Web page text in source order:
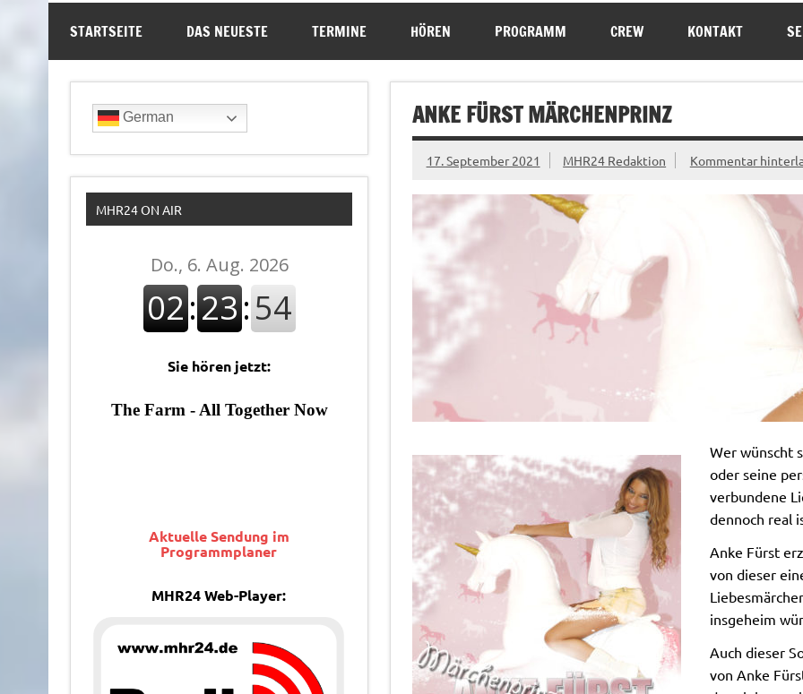
STARTSEITE DAS NEUESTE TERMINE HÖREN PROGRAMM CREW KONTAKT
ANKE FÜRST MÄRCHENPRINZ
17. September 2021 MHR24 Redaktion Kommentar
Wer wünscht
oder seine
verbundene
dennoch real
Anke Fürst
von dieser
insgeheim
Auch dieser
von Anke
German
MHR24 ON AIR
Sie hören jetzt:
Aktuelle Sendung im
Programmplaner
MHR24 Web-Player: